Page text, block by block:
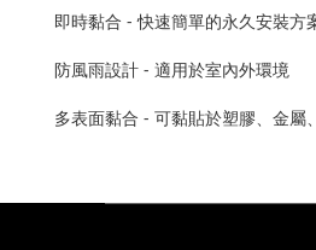
即時黏合 - 快速簡單的永久安裝方
防風雨設計 - 適用於室內外環境
多表面黏合 - 可黏貼於塑膠、金